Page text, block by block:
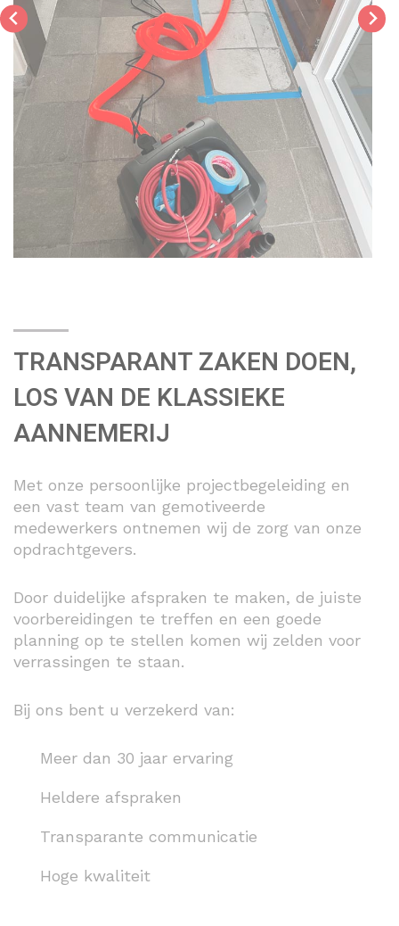
TRANSPARANT ZAKEN DOEN,
LOS VAN DE KLASSIEKE
AANNEMERIJ
Met onze persoonlijke projectbegeleiding en
een vast team van gemotiveerde
medewerkers ontnemen wij de zorg van onze
opdrachtgevers.
Door duidelijke afspraken te maken, de juiste
voorbereidingen te treffen en een goede
planning op te stellen komen wij zelden voor
verrassingen te staan.
Bij ons bent u verzekerd van:
Meer dan 30 jaar ervaring
Heldere afspraken
Transparante communicatie
Hoge kwaliteit